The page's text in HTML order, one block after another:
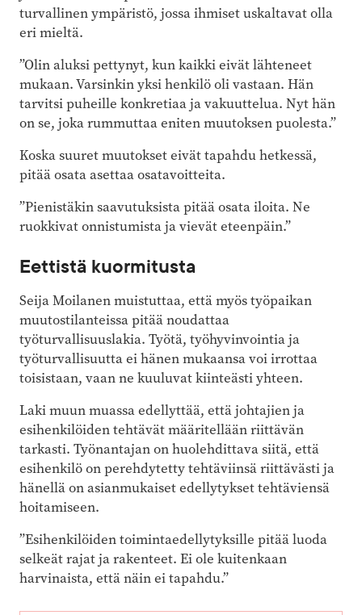
turvallinen ympäristö, jossa ihmiset uskaltavat olla
eri mieltä.
”Olin aluksi pettynyt, kun kaikki eivät lähteneet
mukaan. Varsinkin yksi henkilö oli vastaan. Hän
tarvitsi puheille konkretiaa ja vakuuttelua. Nyt hän
on se, joka rummuttaa eniten muutoksen puolesta.”
Koska suuret muutokset eivät tapahdu hetkessä,
pitää osata asettaa osatavoitteita.
”Pienistäkin saavutuksista pitää osata iloita. Ne
ruokkivat onnistumista ja vievät eteenpäin.”
Eettistä kuormitusta
Seija Moilanen muistuttaa, että myös työpaikan
muutostilanteissa pitää noudattaa
työturvallisuuslakia. Työtä, työhyvinvointia ja
työturvallisuutta ei hänen mukaansa voi irrottaa
toisistaan, vaan ne kuuluvat kiinteästi yhteen.
Laki muun muassa edellyttää, että johtajien ja
esihenkilöiden tehtävät määritellään riittävän
tarkasti. Työnantajan on huolehdittava siitä, että
esihenkilö on perehdytetty tehtäviinsä riittävästi ja
hänellä on asianmukaiset edellytykset tehtäviensä
hoitamiseen.
”Esihenkilöiden toimintaedellytyksille pitää luoda
selkeät rajat ja rakenteet. Ei ole kuitenkaan
harvinaista, että näin ei tapahdu.”